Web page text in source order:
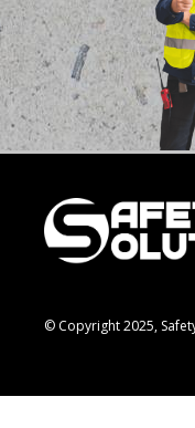
© Copyright 2025,